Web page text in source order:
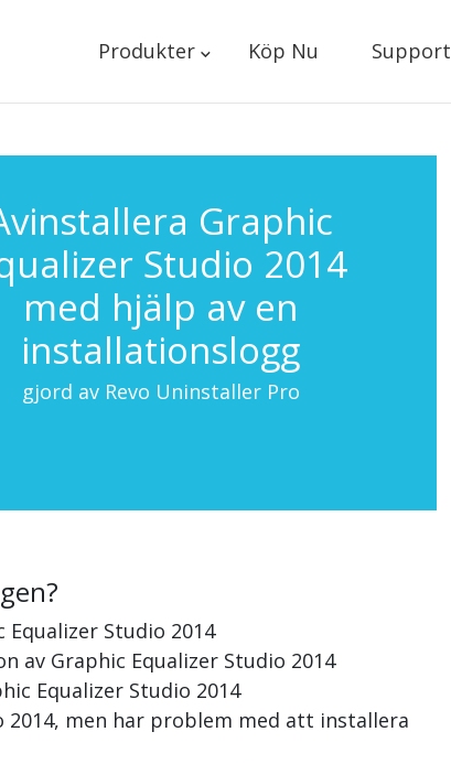
Produkter Köp Nu Support
Graphic
Studio 2014
med hjälp av en
installationslogg
gjord av Revo Uninstaller Pro
Studio 2014
av Graphic Equalizer Studio 2014
Equalizer Studio 2014
men har problem med att installera